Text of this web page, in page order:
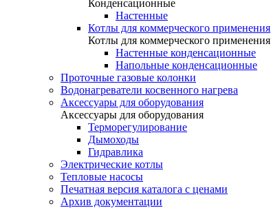
Конденсационные
Настенные
Котлы для коммерческого применения
Котлы для коммерческого применения
Настенные конденсационные
Напольные конденсационные
Проточные газовые колонки
Водонагреватели косвенного нагрева
Аксессуары для оборудования
Аксессуары для оборудования
Терморегулирование
Дымоходы
Гидравлика
Электрические котлы
Тепловые насосы
Печатная версия каталога с ценами
Архив документации